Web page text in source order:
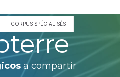
CORPUS SPÉCIALISÉS
a compartir